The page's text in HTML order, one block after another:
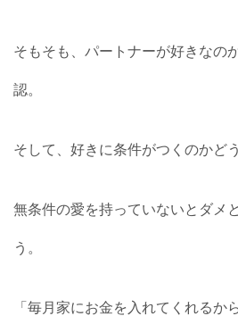
そもそも、パートナーが好きなの
認。
そして、好きに条件がつくのかど
無条件の愛を持っていないとダメ
う。
「毎月家にお金を入れてくれるか